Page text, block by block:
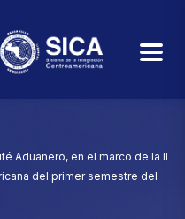
Aduanero, en el marco de la II
del primer semestre del